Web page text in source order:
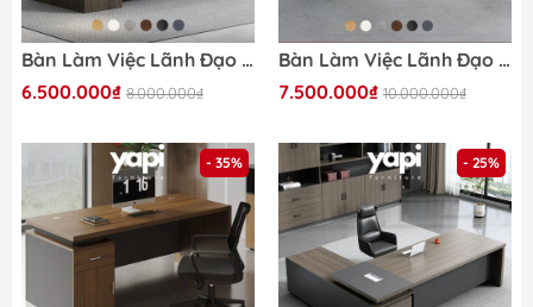
Bàn Làm Việc Lãnh Đạo Hiện Đại Màu Xám, Kèm Tủ Phụ 200x80x75cm Yapi-BLD013
6.500.000₫ 8.000.000₫
Bàn Làm Việc Lãnh Đạo Gỗ MDF Kèm Ngăn Kéo, Nội Thất Văn Phòng 180x80x75cm Yapi-BLD007
7.500.000₫ 10.000.000₫
- 35% - 25%